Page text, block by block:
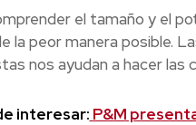
el tamaño y el
la peor manera posible.
nos ayudan a hacer
interesar: P&M